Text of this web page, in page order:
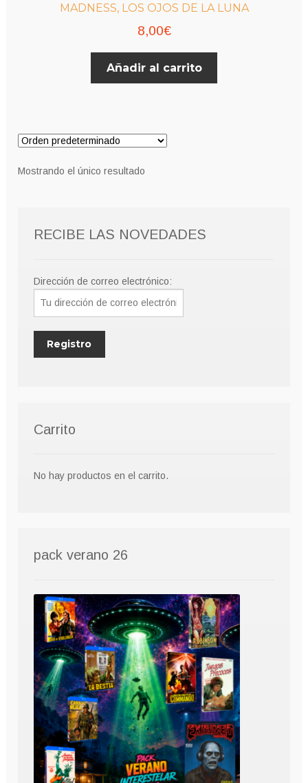
MADNESS, LOS OJOS DE LA LUNA
8,00€
Añadir al carrito
Mostrando el único resultado
RECIBE LAS NOVEDADES
Dirección de correo electrónico:
Carrito
No hay productos en el carrito.
pack verano 26